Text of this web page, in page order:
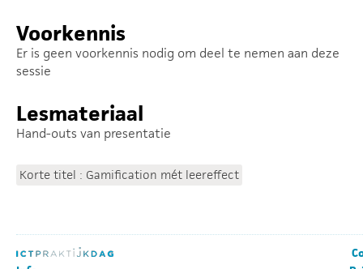
Voorkennis
Er is geen voorkennis nodig om deel te nemen aan deze
sessie
Lesmateriaal
Hand-outs van presentatie
Korte titel : Gamification mét leereffect